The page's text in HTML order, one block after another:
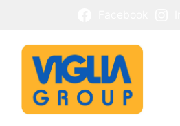
contenuto